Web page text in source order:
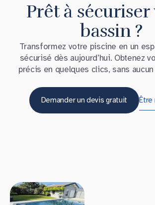
Prêt à
bassin ?
Transformez votre piscine en un
sécurisé dès aujourd’hui. Obtenez
précis en quelques clics, sans
Demander un devis gratuit Être